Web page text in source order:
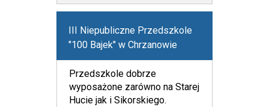
III Niepubliczne Przedszkole
"100 Bajek" w Chrzanowie
Przedszkole dobrze
wyposażone zarówno na Starej
Hucie jak i Sikorskiego.